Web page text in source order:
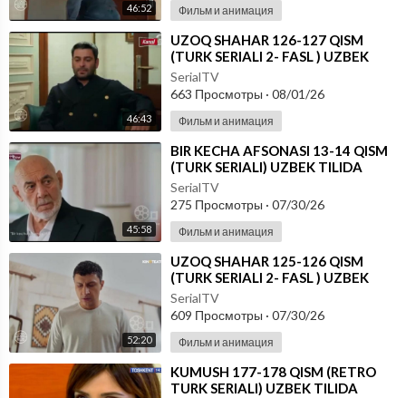
46:52 Фильм и анимация
46:43
⁣UZOQ SHAHAR 126-127 QISM
(TURK SERIALI 2- FASL ) UZBEK
TILIDA
SerialTV
663 Просмотры · 08/01/26
Фильм и анимация
45:58
⁣BIR KECHA AFSONASI 13-14 QISM
(TURK SERIALI) UZBEK TILIDA
SerialTV
275 Просмотры · 07/30/26
Фильм и анимация
52:20
⁣UZOQ SHAHAR 125-126 QISM
(TURK SERIALI 2- FASL ) UZBEK
TILIDA
SerialTV
609 Просмотры · 07/30/26
Фильм и анимация
⁣KUMUSH 177-178 QISM (RETRO
TURK SERIALI) UZBEK TILIDA